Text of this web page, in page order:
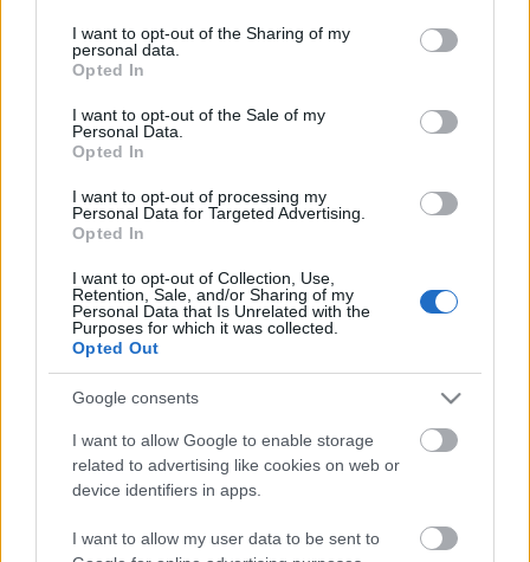
not limited to your visit or usage behaviour. You may click to
grant or deny consent to Google and its third-party tags to
use your data for below specified purposes in below Google
consent section.
I want to opt-out of the Sharing of my
personal data.
Opted In
I want to opt-out of the Sale of my
Personal Data.
Opted In
I want to opt-out of processing my
Personal Data for Targeted Advertising.
Opted In
I want to opt-out of Collection, Use,
Retention, Sale, and/or Sharing of my
Personal Data that Is Unrelated with the
Purposes for which it was collected.
Opted Out
Google consents
I want to allow Google to enable storage
related to advertising like cookies on web or
device identifiers in apps.
I want to allow my user data to be sent to
Analógiából Digitáliába. Könyvkiadás
Hess Andrástól a MI-ig
MKT admin•2023. szeptember 06.
Idén ünnepeljük az első magyar nyelvű nyomtatott
könyv, Hess András Budai krónikája megjelenésének
550. évfordulóját. Az évforduló kapcsán a
könyvkiadás, könyvkereskedelem, a könyvolvasási
szokások változásáról szervezte meg vándorgyűlési
szekcióját a Magyar Közgazdasági Társaság (MKT)…